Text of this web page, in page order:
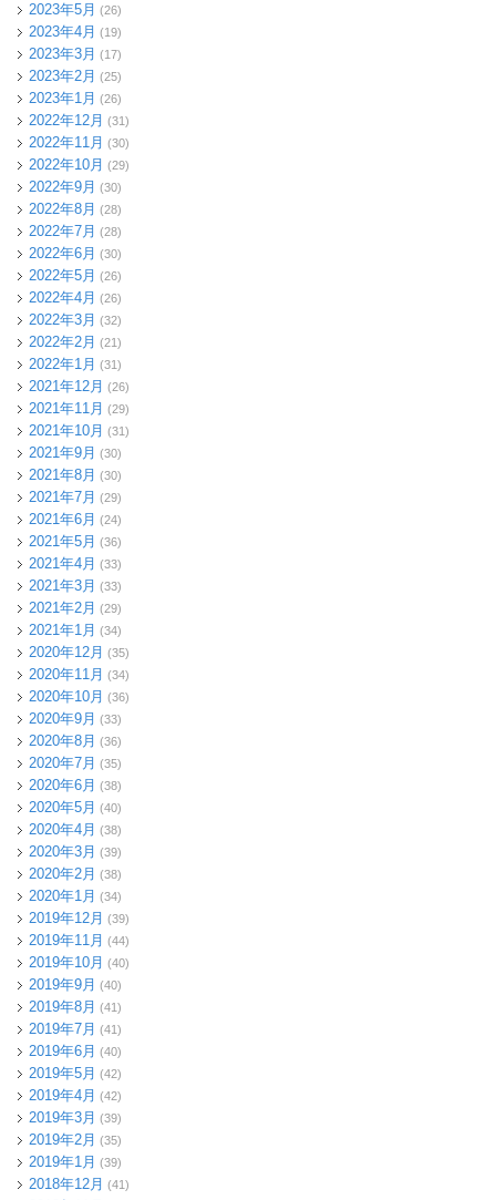
2023年5月 (26)
2023年4月 (19)
2023年3月 (17)
2023年2月 (25)
2023年1月 (26)
2022年12月 (31)
2022年11月 (30)
2022年10月 (29)
2022年9月 (30)
2022年8月 (28)
2022年7月 (28)
2022年6月 (30)
2022年5月 (26)
2022年4月 (26)
2022年3月 (32)
2022年2月 (21)
2022年1月 (31)
2021年12月 (26)
2021年11月 (29)
2021年10月 (31)
2021年9月 (30)
2021年8月 (30)
2021年7月 (29)
2021年6月 (24)
2021年5月 (36)
2021年4月 (33)
2021年3月 (33)
2021年2月 (29)
2021年1月 (34)
2020年12月 (35)
2020年11月 (34)
2020年10月 (36)
2020年9月 (33)
2020年8月 (36)
2020年7月 (35)
2020年6月 (38)
2020年5月 (40)
2020年4月 (38)
2020年3月 (39)
2020年2月 (38)
2020年1月 (34)
2019年12月 (39)
2019年11月 (44)
2019年10月 (40)
2019年9月 (40)
2019年8月 (41)
2019年7月 (41)
2019年6月 (40)
2019年5月 (42)
2019年4月 (42)
2019年3月 (39)
2019年2月 (35)
2019年1月 (39)
2018年12月 (41)